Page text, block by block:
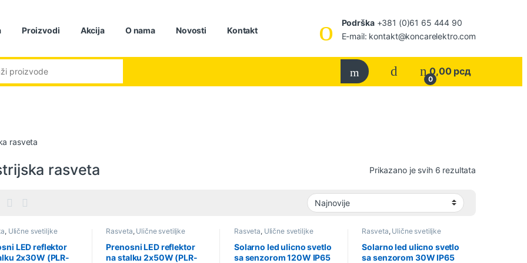
Proizvodi Akcija O nama Novosti Kontakt
Podrška+381 (0)61 65 444 90
E-mail: kontakt@koncarelektro.com
0
0,00 рсд
rasveta
rasveta Prikazano je svih 6 rezultata
, Ulične svetiljke
LED reflektor
2x30W (PLR-
Rasveta, Ulične svetiljke
Prenosni LED reflektor
na stalku 2x50W (PLR-
Rasveta, Ulične svetiljke
Solarno led ulicno svetlo
sa senzorom 120W IP65
Rasveta, Ulične svetiljke
Solarno led ulicno svetlo
sa senzorom 30W IP65